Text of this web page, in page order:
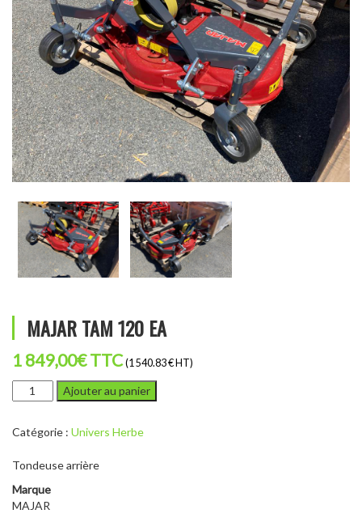
MAJAR TAM 120 EA
1 849,00€TTC (1 540.83 € HT)
quantité
de
TAM
EA
Ajouter au panier
Catégorie : Univers Herbe
Tondeuse arrière
Marque
MAJAR